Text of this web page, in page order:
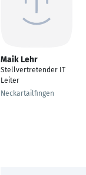
Maik Lehr
Stellvertretender IT
Leiter
Neckartailfingen